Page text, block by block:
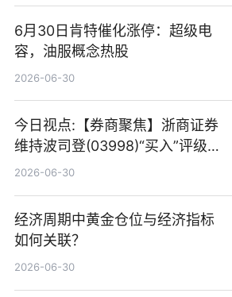
6月30日肯特催化涨停：超级电
容，油服概念热股
2026-06-30
今日视点:【券商聚焦】浙商证券
维持波司登(03998)“买入”评级
指其业绩高质量稳增长
2026-06-30
经济周期中黄金仓位与经济指标
如何关联？
2026-06-30